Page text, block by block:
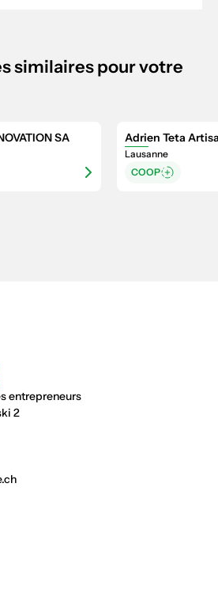
similaires pour votre
SA Adrien Teta
Lausanne
COOP
entrepreneurs
2